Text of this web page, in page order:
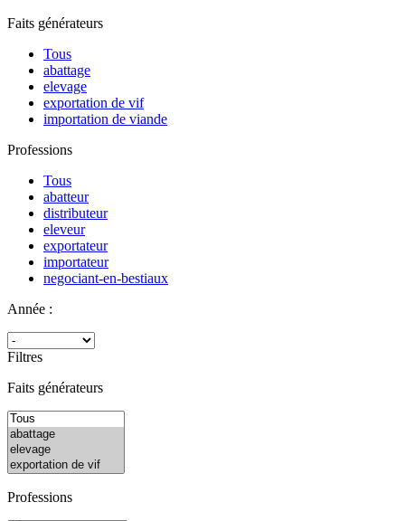
Faits générateurs
Tous
abattage
elevage
exportation de vif
importation de viande
Professions
Tous
abatteur
distributeur
eleveur
exportateur
importateur
negociant-en-bestiaux
Année :
Filtres
Faits générateurs
Professions